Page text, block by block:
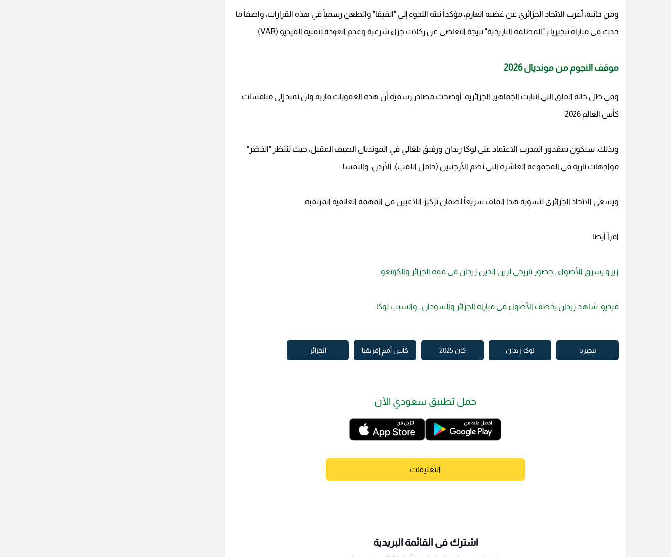
ومن جانبه، أعرب الاتحاد الجزائري عن غضبه العارم، مؤكداً نيته اللجوء إلى "الفيفا" والطعن رسمياً في هذه القرارات، واصفاً ما
حدث في مباراة نيجيريا بـ"المظلمة التاريخية" نتيجة التغاضي عن ركلات جزاء شرعية وعدم العودة لتقنية الفيديو (VAR).
موقف النجوم من مونديال 2026
وفي ظل حالة القلق التي انتابت الجماهير الجزائرية، أوضحت مصادر رسمية أن هذه العقوبات قارية ولن تمتد إلى منافسات
كأس العالم 2026.
وبذلك، سيكون بمقدور المدرب الاعتماد على لوكا زيدان ورفيق بلغالي في المونديال الصيف المقبل، حيث تنتظر "الخضر"
مواجهات نارية في المجموعة العاشرة التي تضم الأرجنتين (حامل اللقب)، الأردن، والنمسا.
ويسعى الاتحاد الجزائري لتسوية هذا الملف سريعاً لضمان تركيز اللاعبين في المهمة العالمية المرتقبة.
اقرأ أيضا
زيزو يسرق الأضواء.. حضور تاريخي لزين الدين زيدان في قمة الجزائر والكونغو
فيديو| شاهد زيدان يخطف الأضواء في مباراة الجزائر والسودان.. والسبب لوكا
نيجيريا لوكا زيدان كان 2025 كأس أمم إفريقيا الجزائر
حمل تطبيق سعودي الآن
التعليقات
اشترك فى القائمة البريدية